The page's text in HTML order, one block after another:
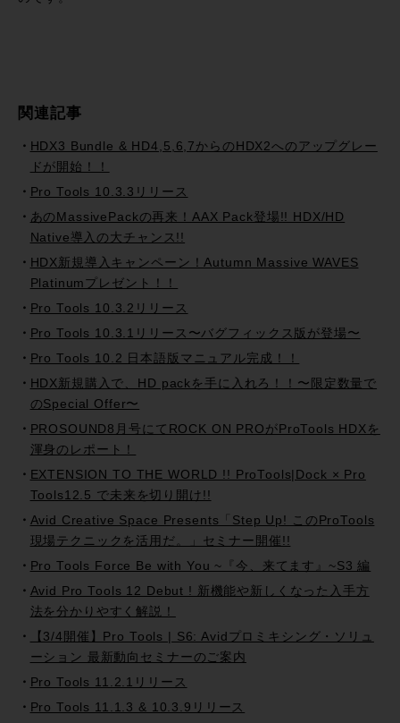
関連記事
HDX3 Bundle & HD4,5,6,7からのHDX2へのアップグレー
ドが開始！！
Pro Tools 10.3.3リリース
あのMassivePackの再来！AAX Pack登場!! HDX/HD
Native導入の大チャンス!!
HDX新規導入キャンペーン！Autumn Massive WAVES
Platinumプレゼント！！
Pro Tools 10.3.2リリース
Pro Tools 10.3.1リリース〜バグフィックス版が登場〜
Pro Tools 10.2 日本語版マニュアル完成！！
HDX新規購入で、HD packを手に入れろ！！〜限定数量で
のSpecial Offer〜
PROSOUND8月号にてROCK ON PROがProTools HDXを
渾身のレポート！
EXTENSION TO THE WORLD !! ProTools|Dock × Pro
Tools12.5 で未来を切り開け!!
Avid Creative Space Presents「Step Up! このProTools
現場テクニックを活用だ。」セミナー開催!!
Pro Tools Force Be with You ~『今、来てます』~S3 編
Avid Pro Tools 12 Debut ! 新機能や新しくなった入手方
法を分かりやすく解説！
【3/4開催】Pro Tools | S6: Avidプロミキシング・ソリュ
ーション 最新動向セミナーのご案内
Pro Tools 11.2.1リリース
Pro Tools 11.1.3 & 10.3.9リリース